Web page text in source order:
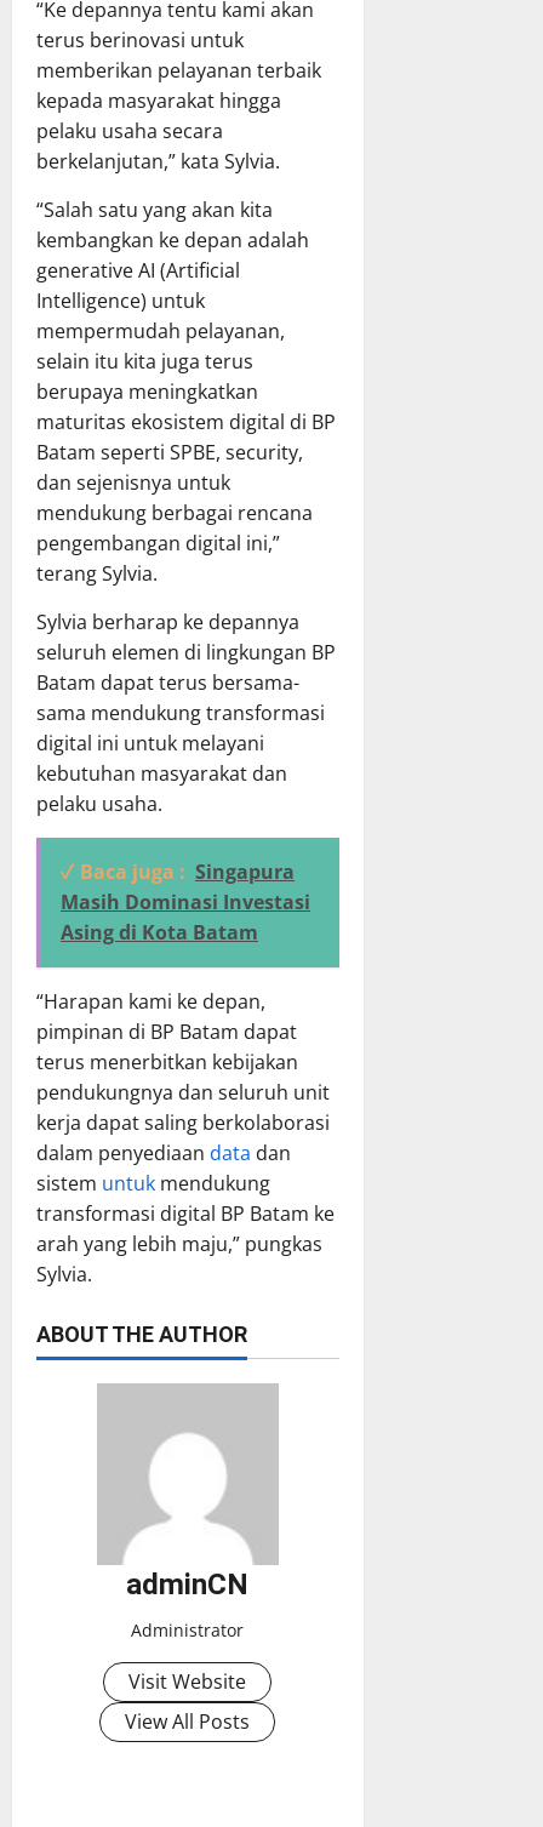
“Ke depannya tentu kami akan
terus berinovasi untuk
memberikan pelayanan terbaik
kepada masyarakat hingga
pelaku usaha secara
berkelanjutan,” kata Sylvia.
“Salah satu yang akan kita
kembangkan ke depan adalah
generative AI (Artificial
Intelligence) untuk
mempermudah pelayanan,
selain itu kita juga terus
berupaya meningkatkan
maturitas ekosistem digital di BP
Batam seperti SPBE, security,
dan sejenisnya untuk
mendukung berbagai rencana
pengembangan digital ini,”
terang Sylvia.
Sylvia berharap ke depannya
seluruh elemen di lingkungan BP
Batam dapat terus bersama-
sama mendukung transformasi
digital ini untuk melayani
kebutuhan masyarakat dan
pelaku usaha.
✓ Baca juga : Singapura
Masih Dominasi Investasi
Asing di Kota Batam
“Harapan kami ke depan,
pimpinan di BP Batam dapat
terus menerbitkan kebijakan
pendukungnya dan seluruh unit
kerja dapat saling berkolaborasi
dalam penyediaan data dan
sistem untuk mendukung
transformasi digital BP Batam ke
arah yang lebih maju,” pungkas
Sylvia.
ABOUT THE AUTHOR
adminCN
Administrator
Visit Website
View All Posts